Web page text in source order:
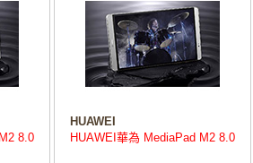
8.0
HUAWEI
HUAWEI華為 MediaPad M2 8.0